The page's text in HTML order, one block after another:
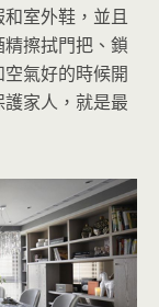
室外鞋，並且
擦拭門把、鎖
氣好的時候開
家人，就是最